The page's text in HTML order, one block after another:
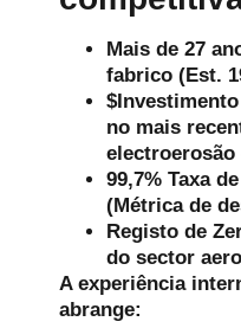
Mais de 27
fabrico (Est.
no mais
electroerosão
99,7% Taxa
(Métrica de
Registo de
do sector
A experiência
abrange: